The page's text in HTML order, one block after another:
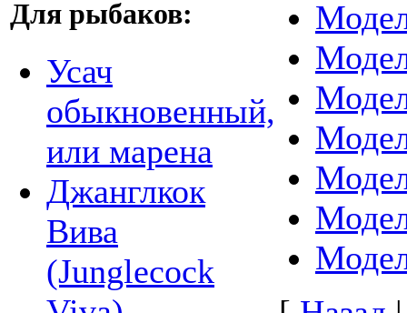
Для рыбаков:
Усач
обыкновенный,
или марена
Джанглкок
Вива
(Junglecock